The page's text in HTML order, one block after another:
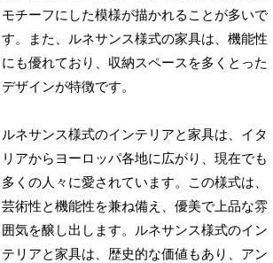
モチーフにした模様が描かれることが多いで
す。また、ルネサンス様式の家具は、機能性
にも優れており、収納スペースを多くとった
デザインが特徴です。
ルネサンス様式のインテリアと家具は、イタ
リアからヨーロッパ各地に広がり、現在でも
多くの人々に愛されています。この様式は、
芸術性と機能性を兼ね備え、優美で上品な雰
囲気を醸し出します。ルネサンス様式のイン
テリアと家具は、歴史的な価値もあり、アン